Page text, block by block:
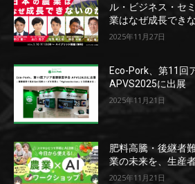
ル・ビジネス・セ
業はなぜ成長でき
2025年11月27日
Eco-Pork、第11回
APVS2025に出展
2025年11月21日
肥料高騰・後継者
業の未来を、生産
2025年11月21日